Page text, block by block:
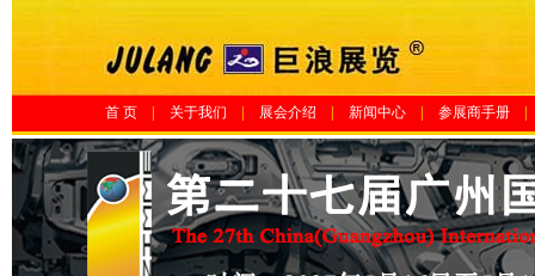
首 页 关于我们 展会介绍 新闻中心 参展商手册|